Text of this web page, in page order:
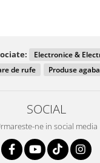
Electronice &
de rufe
Produse
SOCIAL
ne in social media